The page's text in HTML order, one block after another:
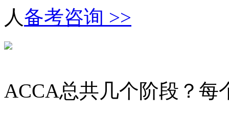
人备考咨询 >>
ACCA总共几个阶段？每